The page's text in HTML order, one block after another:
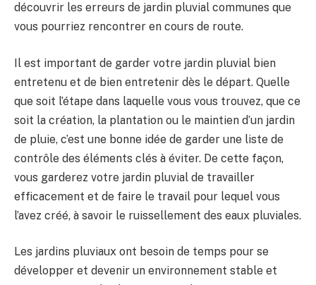
découvrir les erreurs de jardin pluvial communes que
vous pourriez rencontrer en cours de route.
Il est important de garder votre jardin pluvial bien
entretenu et de bien entretenir dès le départ. Quelle
que soit l’étape dans laquelle vous vous trouvez, que ce
soit la création, la plantation ou le maintien d’un jardin
de pluie, c’est une bonne idée de garder une liste de
contrôle des éléments clés à éviter. De cette façon,
vous garderez votre jardin pluvial de travailler
efficacement et de faire le travail pour lequel vous
l’avez créé, à savoir le ruissellement des eaux pluviales.
Les jardins pluviaux ont besoin de temps pour se
développer et devenir un environnement stable et